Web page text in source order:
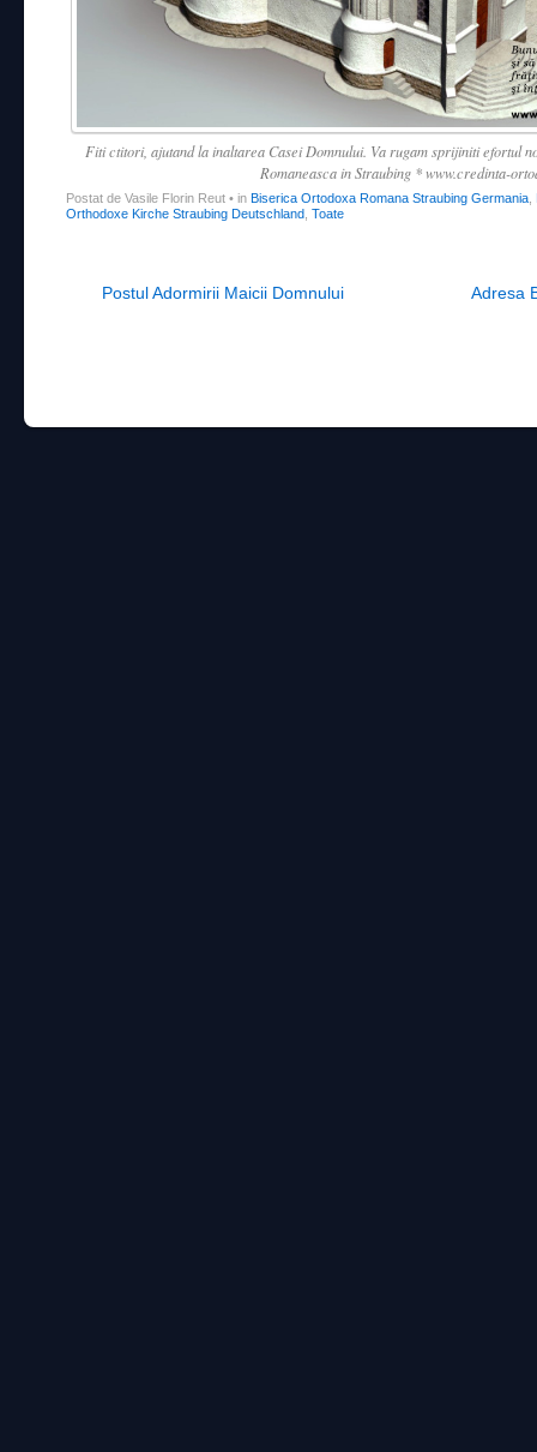
Fiti ctitori, ajutand la inaltarea Casei Domnului. Va rugam sprijiniti efortul
Romaneasca in Straubing * www.credinta-
Postat de Vasile Florin Reut • in Biserica Ortodoxa Romana Straubing Germania
Orthodoxe Kirche Straubing Deutschland Toate
Post navigation
Postul Adormirii Maicii Domnului Adresa